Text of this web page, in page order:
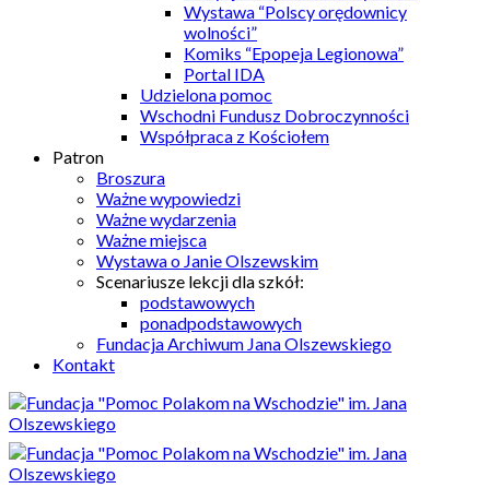
Wystawa “Polscy orędownicy
wolności”
Komiks “Epopeja Legionowa”
Portal IDA
Udzielona pomoc
Wschodni Fundusz Dobroczynności
Współpraca z Kościołem
Patron
Broszura
Ważne wypowiedzi
Ważne wydarzenia
Ważne miejsca
Wystawa o Janie Olszewskim
Scenariusze lekcji dla szkół:
podstawowych
ponadpodstawowych
Fundacja Archiwum Jana Olszewskiego
Kontakt